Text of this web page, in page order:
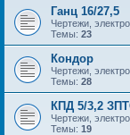
Ганц 16/27,5
Чертежи,
Темы: 23
Кондор
Чертежи,
Темы: 28
КПД 5/3,2
Чертежи,
Темы: 19